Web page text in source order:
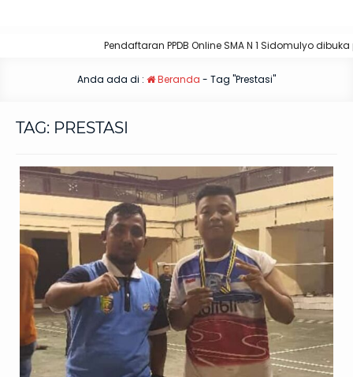
Pendaftaran PPDB Online SMA N 1 Sidomulyo
Anda ada di : Beranda - Tag "Prestasi"
TAG: PRESTASI